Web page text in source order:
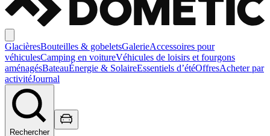
GlacièresBouteilles & gobeletsGalerieAccessoires pour
véhiculesCamping en voitureVéhicules de loisirs et fourgons
aménagésBateauÉnergie & SolaireEssentiels d’étéOffresAcheter par
activitéJournal
Rechercher